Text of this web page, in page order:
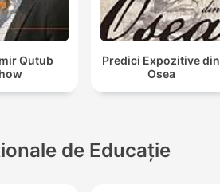
Qutub
Predici Expozitive din
Osea
de Educație